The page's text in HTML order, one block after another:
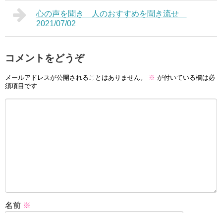
心の声を聞き 人のおすすめを聞き流せ
2021/07/02
コメントをどうぞ
メールアドレスが公開されることはありません。 ※ が付いている欄は必
須項目です
名前 ※